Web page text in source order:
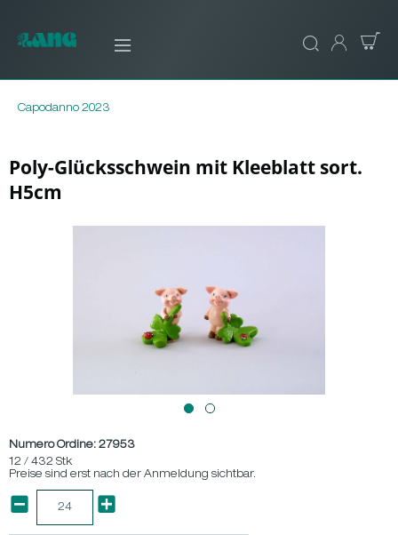
Capodanno 2023
Poly-Glücksschwein mit Kleeblatt sort.
H5cm
Numero Ordine: 27953
12 / 432 Stk
Preise sind erst nach der Anmeldung sichtbar.